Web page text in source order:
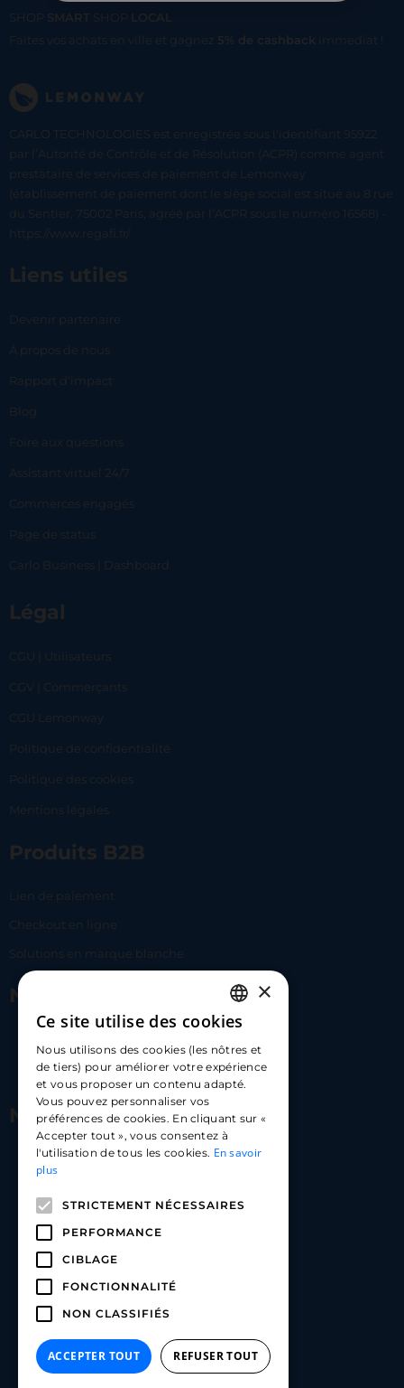
SHOP SMART SHOP
LOCAL
Faites vos achats en ville et gagnez 5% de cashback immediat !
CARLO TECHNOLOGIES est enregistrée sous l'identifiant 95922
par l’Autorité de Contrôle et de Résolution (ACPR) comme agent
prestataire de services de paiement de Lemonway
(établissement de paiement dont le siège social est situé au 8 rue
du Sentier, 75002 Paris, agréé par l’ACPR sous le numéro 16568) -
https://www.regafi.fr/
Liens utiles
Devenir partenaire
À propos de nous
Rapport d’impact
Blog
Foire aux questions
Assistant virtuel 24/7
Commerces engagés
Page de status
Carlo Business | Dashboard
Légal
CGU | Utilisateurs
CGV | Commerçants
CGU Lemonway
Politique de confidentialité
Politique des cookies
Mentions légales
Produits B2B
Lien de paiement
Checkout en ligne
Solutions en marque blanche
Nous contacter
hello@carloapp.com
Nous suivre
Carlo App | Instagram
Carlo App | Linkedin
FRENCH
ENGLISH
SPANISH
×
Ce site utilise des cookies
Nous utilisons des cookies (les nôtres et
de tiers) pour améliorer votre expérience
et vous proposer un contenu adapté.
Vous pouvez personnaliser vos
préférences de cookies. En cliquant sur «
Accepter tout », vous consentez à
l'utilisation de tous les cookies. En savoir
plus
STRICTEMENT NÉCESSAIRES
PERFORMANCE
CIBLAGE
FONCTIONNALITÉ
NON CLASSIFIÉS
ACCEPTER TOUT REFUSER TOUT